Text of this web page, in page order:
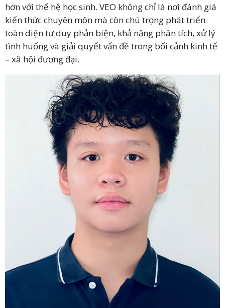
hơn với thế hệ học sinh. VEO không chỉ là nơi đánh giá
kiến thức chuyên môn mà còn chú trọng phát triển
toàn diện tư duy phản biện, khả năng phân tích, xử lý
tình huống và giải quyết vấn đề trong bối cảnh kinh tế
– xã hội đương đại.